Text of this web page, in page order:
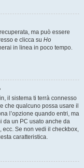
ma può essere
e clicca su Ho
in linea in poco tempo.
il sistema ti terrà connesso
che qualcuno possa usare il
l’opzione quando entri, ma
da un PC usato anche da
ecc. Se non vedi il checkbox,
caratteristica.